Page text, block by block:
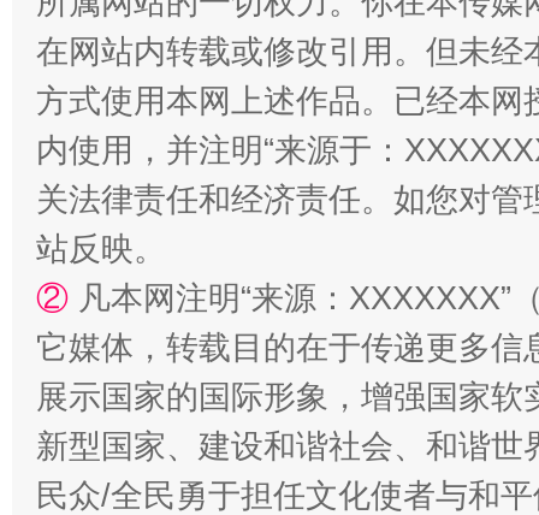
阿坝州三大球赛在茂县开幕 规模
国家大学科技园优化重塑工作
在网站内转载或修改引用。但未
方式使用本网上述作品。已经本
内使用，并注明“来源于：
关法律责任和经济责任。如您对
站反映。
② 凡本网注明“来源：
它媒体，转载目的在于传递更多
展示国家的国际形象，增强国家
新型国家、建设和谐社会、和谐
民众/全民勇于担任文化使者与和